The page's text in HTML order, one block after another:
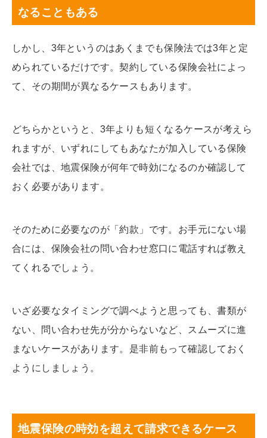
なることもある
しかし、3年というのはあくまでも保険法では3年と定
められているだけです。契約している保険会社によっ
て、その期間が異なるケースもあります。
どちらかというと、3年よりも短くなるケースが考えら
れますが、いずれにしてもあなたが加入している保険
会社では、地震保険が何年で時効になるのか確認して
おく必要があります。
そのために必要なのが「約款」です。お手元にない場
合には、保険会社の問い合わせ窓口に電話すれば教え
てくれるでしょう。
いざ必要なタイミングで調べようと思っても、書類が
ない、問い合わせ先が分からないなど、スムーズに進
まないケースがあります。是非前もって確認しておく
ようにしましょう。
地震保険の時効を超えて請求できるケース